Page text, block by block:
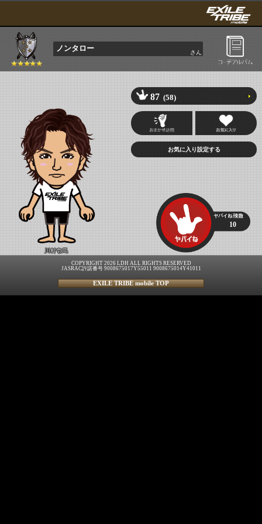
ノンタロー さん
川村壱馬
87 (58)
10
COPYRIGHT 2026 LDH ALL RIGHTS RESERVED
JASRAC許諾番号 9008675017Y55011 9008675014Y41011
EXILE TRIBE mobile TOP